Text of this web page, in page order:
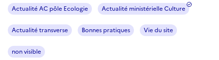
Actualité AC pôle Ecologie Actualité ministérielle Culture
Actualité transverse Bonnes pratiques Vie du site
non visible